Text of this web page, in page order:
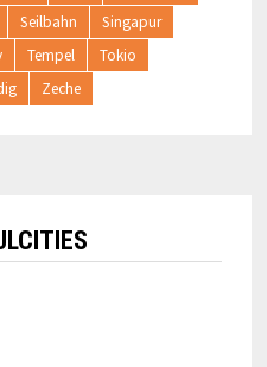
Seilbahn
Singapur
Tempel
Tokio
Zeche